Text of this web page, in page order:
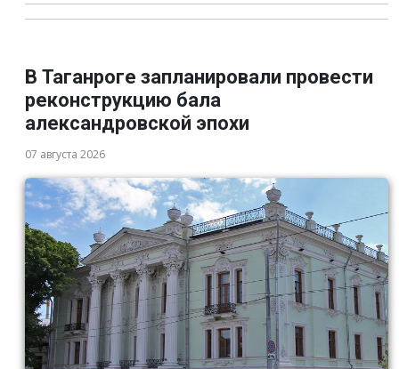
В Таганроге запланировали провести
реконструкцию бала
александровской эпохи
07 августа 2026